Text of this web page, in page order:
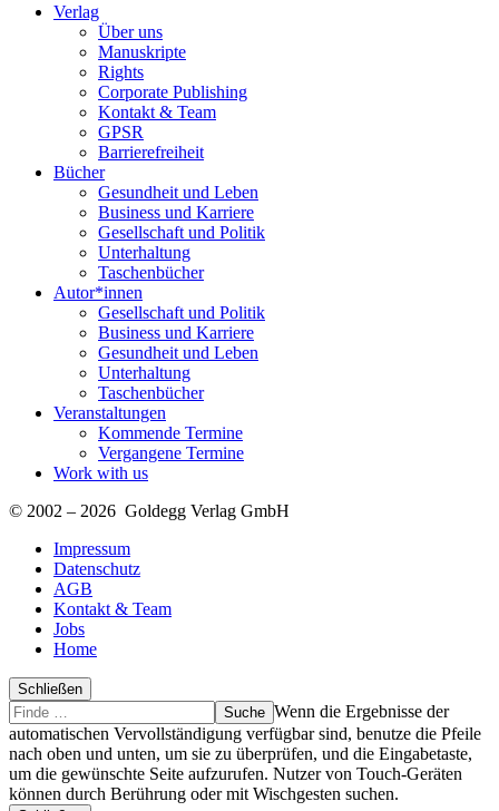
Verlag
Über uns
Manuskripte
Rights
Corporate Publishing
Kontakt & Team
GPSR
Barrierefreiheit
Bücher
Gesundheit und Leben
Business und Karriere
Gesellschaft und Politik
Unterhaltung
Taschenbücher
Autor*innen
Gesellschaft und Politik
Business und Karriere
Gesundheit und Leben
Unterhaltung
Taschenbücher
Veranstaltungen
Kommende Termine
Vergangene Termine
Work with us
© 2002 – 2026 Goldegg Verlag GmbH
Impressum
Datenschutz
AGB
Kontakt & Team
Jobs
Home
Schließen
Suche
Finde
…
Wenn die Ergebnisse der
automatischen Vervollständigung verfügbar sind, benutze die Pfeile
nach oben und unten, um sie zu überprüfen, und die Eingabetaste,
um die gewünschte Seite aufzurufen. Nutzer von Touch-Geräten
können durch Berührung oder mit Wischgesten suchen.